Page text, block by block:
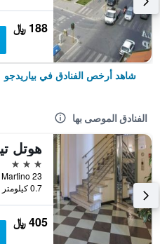
188 ﷼
شاهد أرخص الفنادق في بياريدجو
الفنادق الموصى بها
هوتل
3 نجوم
0.7 كيلومتر عن وسط المدينة
405 ﷼